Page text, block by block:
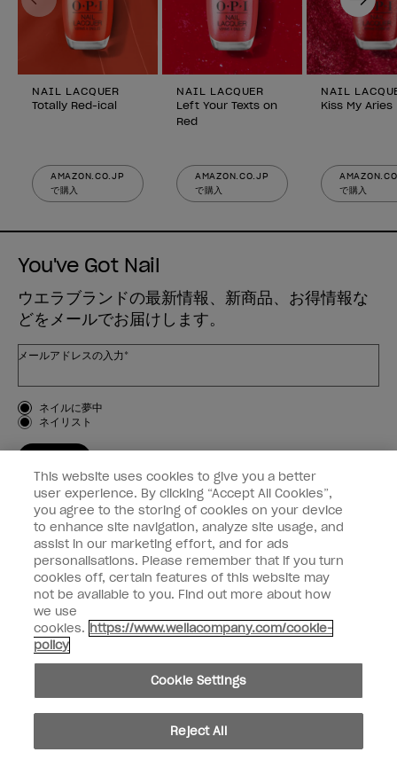
NAIL LACQUER
Totally Red-ical
AMAZON.CO.JP
で購入
NAIL LACQUER
Left Your Texts on
Red
AMAZON.CO.JP
で購入
NAIL
Kiss My Aries
で購入
You've Got Nail
ウエラブランドの最新情報、新商品、お得情報な
どをメールでお届けします。
メールアドレスの入力*
お客様のタイプ
ネイルに夢中
ネイリスト
OPI
個人情報の取り扱い
facebookinstagram
個人情報を共有または販売しないでください
© Copyright 2024, Wella Operations US LLC, 無断複写・転載を禁じます。
This website uses cookies to give you a better
user experience. By clicking “Accept All Cookies”,
you agree to the storing of cookies on your device
to enhance site navigation, analyze site usage, and
assist in our marketing effort, and for ads
personalisations. Please remember that if you turn
cookies off, certain features of this website may
not be available to you. Find out more about how
we use
cookies. https://www.wellacompany.com/cookie-
policy
Cookie Settings
Reject All